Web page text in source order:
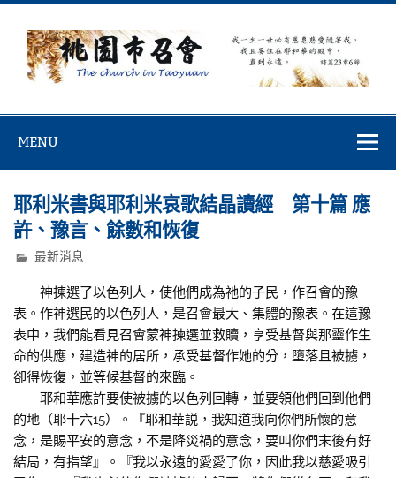
Skip
content
MENU
耶利米書與耶利米哀歌結晶讀經 第十篇 應
許、豫言、餘數和恢復
最新消息
神揀選了以色列人，使他們成為祂的子民，作召會的豫
表。作神選民的以色列人，是召會最大、集體的豫表。在這豫
表中，我們能看見召會蒙神揀選並救贖，享受基督與那靈作生
命的供應，建造神的居所，承受基督作她的分，墮落且被擄，
卻得恢復，並等候基督的來臨。
耶和華應許要使被擄的以色列回轉，並要領他們回到他們
的地（耶十六15）。『耶和華説，我知道我向你們所懷的意
念，是賜平安的意念，不是降災禍的意念，要叫你們末後有好
結局，有指望』。『我以永遠的愛愛了你，因此我以慈愛吸引